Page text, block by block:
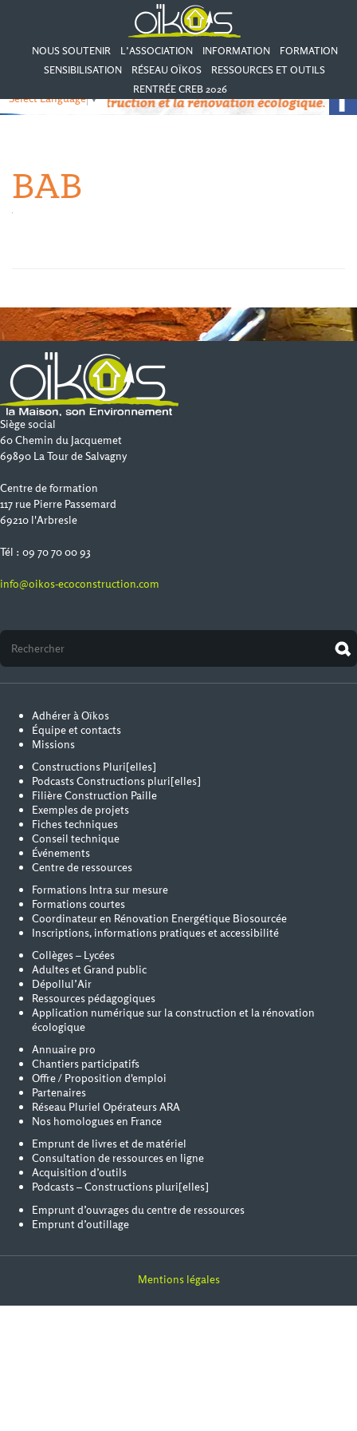
NOUS SOUTENIR L’ASSOCIATION INFORMATION
FORMATION
SENSIBILISATION
RÉSEAU OÏKOS
RESSOURCES ET OUTILS
RENTRÉE CREB 2026
Select Language▼
BAB
Siège social
60 Chemin du Jacquemet
69890 La Tour de Salvagny
Centre de formation
117 rue Pierre Passemard
69210 l'Arbresle
Tél : 09 70 70 00 93
info@oikos-ecoconstruction.com
Adhérer à Oïkos
Équipe et contacts
Missions
Constructions Pluri[elles]
Podcasts Constructions pluri[elles]
Filière Construction Paille
Exemples de projets
Fiches techniques
Conseil technique
Événements
Centre de ressources
Formations Intra sur mesure
Formations courtes
Coordinateur en Rénovation Energétique Biosourcée
Inscriptions, informations pratiques et accessibilité
Collèges – Lycées
Adultes et Grand public
Dépollul’Air
Ressources pédagogiques
Application numérique sur la construction et la rénovation
écologique
Annuaire pro
Chantiers participatifs
Offre / Proposition d'emploi
Partenaires
Réseau Pluriel Opérateurs ARA
Nos homologues en France
Emprunt de livres et de matériel
Consultation de ressources en ligne
Acquisition d’outils
Podcasts – Constructions pluri[elles]
Emprunt d’ouvrages du centre de ressources
Emprunt d’outillage
Mentions légales